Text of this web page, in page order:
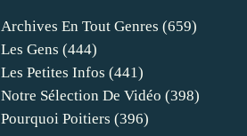
Archives En Tout Genres (659)
Les Gens (444)
Les Petites Infos (441)
Notre Sélection De Vidéo (398)
Pourquoi Poitiers (396)